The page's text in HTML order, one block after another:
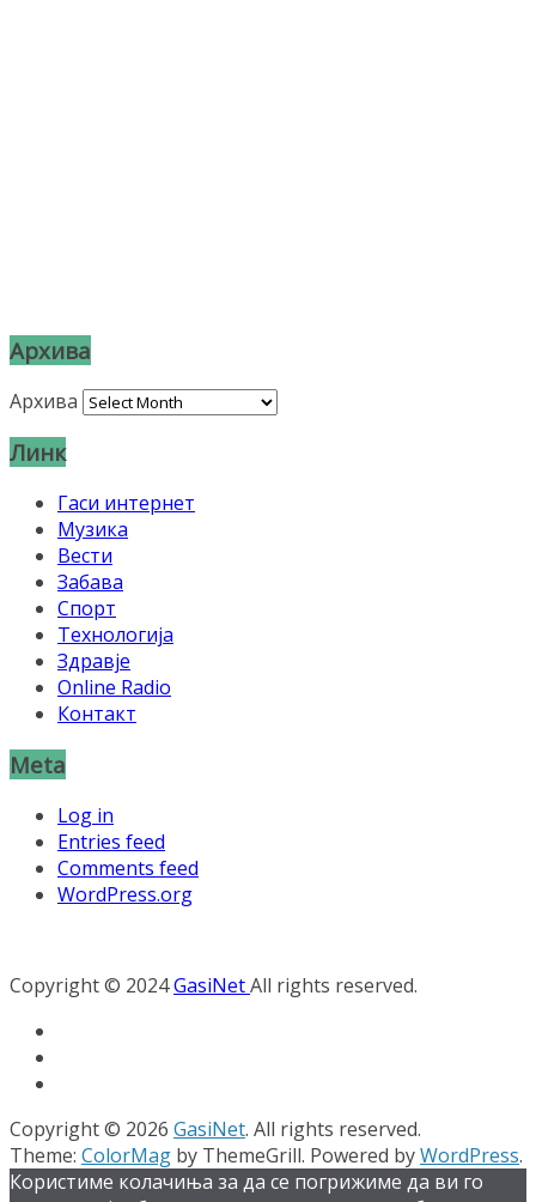
Архива
Архива
Линк
Гаси интернет
Музика
Вести
Забава
Спорт
Технологија
Здравје
Online Radio
Контакт
Meta
Log in
Entries feed
Comments feed
WordPress.org
Copyright © 2024GasiNetAll rights reserved.
Copyright © 2026 GasiNet. All rights reserved.
Theme: ColorMag by ThemeGrill. Powered byWordPress.
Користиме колачиња за да се погрижиме да ви го